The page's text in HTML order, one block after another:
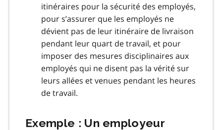
itinéraires pour la sécurité des employés,
pour s’assurer que les employés ne
dévient pas de leur itinéraire de livraison
pendant leur quart de travail, et pour
imposer des mesures disciplinaires aux
employés qui ne disent pas la vérité sur
leurs allées et venues pendant les heures
de travail.
Exemple : Un employeur